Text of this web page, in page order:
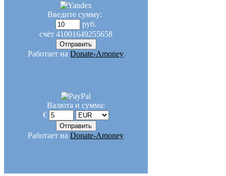
Введите сумму:
руб.
счёт 41001649255658
Работает на Donate-Amoney
Валюта и сумма:
€
Работает на Donate-Amoney